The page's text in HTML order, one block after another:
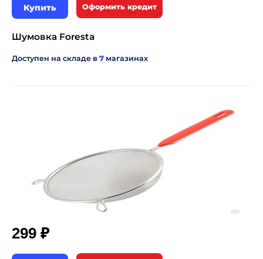
Купить Оформить кредит
Шумовка Foresta
Доступен на складе в 7 магазинах
299 ₽